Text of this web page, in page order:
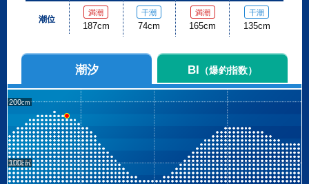
潮位
満潮
187cm
干潮
74cm
満潮
165cm
干潮
135cm
潮汐 BI （爆釣指数）
200
100